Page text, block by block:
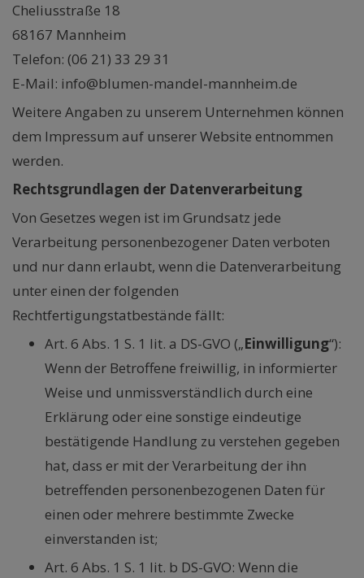
Cheliusstraße 18
68167 Mannheim
Telefon: (06 21) 33 29 31
E-Mail: info@blumen-mandel-mannheim.de
Weitere Angaben zu unserem Unternehmen können
dem Impressum auf unserer Website entnommen
werden.
Rechtsgrundlagen der Datenverarbeitung
Von Gesetzes wegen ist im Grundsatz jede
Verarbeitung personenbezogener Daten verboten
und nur dann erlaubt, wenn die Datenverarbeitung
unter einen der folgenden
Rechtfertigungstatbestände fällt:
Art. 6 Abs. 1 S. 1 lit. a DS-GVO („Einwilligung“):
Wenn der Betroffene freiwillig, in informierter
Weise und unmissverständlich durch eine
Erklärung oder eine sonstige eindeutige
bestätigende Handlung zu verstehen gegeben
hat, dass er mit der Verarbeitung der ihn
betreffenden personenbezogenen Daten für
einen oder mehrere bestimmte Zwecke
einverstanden ist;
Art. 6 Abs. 1 S. 1 lit. b DS-GVO: Wenn die